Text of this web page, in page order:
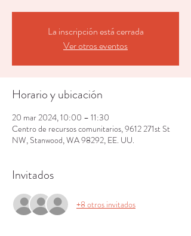
La inscripción está cerrada
Ver otros eventos
Horario y ubicación
20 mar 2024, 10:00 – 11:30
Centro de recursos comunitarios, 9612 271st St
NW, Stanwood, WA 98292, EE. UU.
Invitados
+8 otros invitados